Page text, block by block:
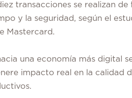
transacciones se realizan
y la seguridad, según el
Mastercard.
una economía más digital
impacto real en la calidad